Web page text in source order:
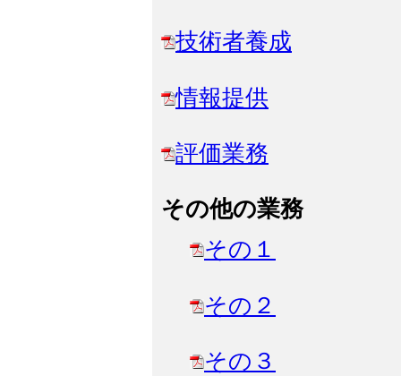
技術者養成
情報提供
評価業務
その他の業務
その１
その２
その３